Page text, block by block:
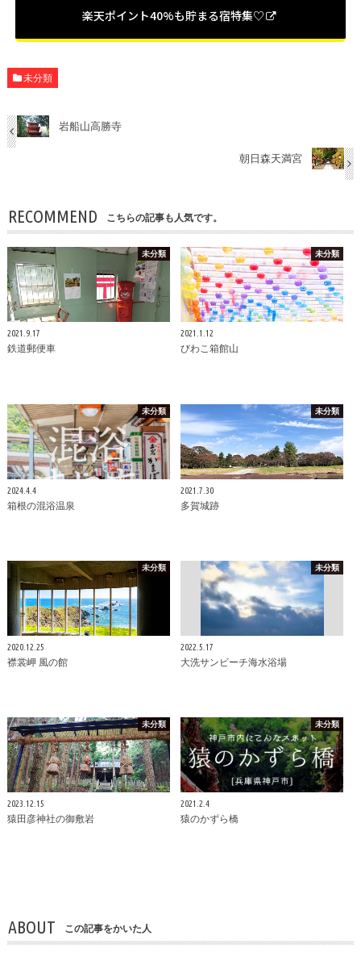
楽天ポイント40%も貯まる宿特集♡
未分類
岩船山高勝寺
朝日森天満宮
RECOMMEND こちらの記事も人気です。
未分類
2021.9.17
鉄道郵便車
未分類
2021.1.12
びわこ箱館山
未分類
2024.4.4
箱根の混浴温泉
未分類
2021.7.30
多賀城跡
未分類
2020.12.25
襟裳岬 風の館
未分類
2022.5.17
大洗サンビーチ海水浴場
未分類
2023.12.15
猿田彦神社の御敷岩
未分類
2021.2.4
猿のかずら橋
ABOUT この記事をかいた人